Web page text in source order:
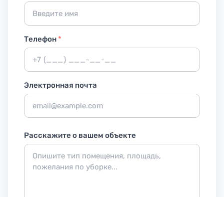
Телефон*
Электронная почта
Расскажите о вашем объекте